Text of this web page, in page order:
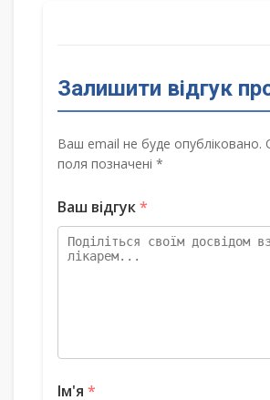
Залишити відгук
Ваш email не буде опубліковано.
поля позначені *
Ваш відгук*
Ім'я *